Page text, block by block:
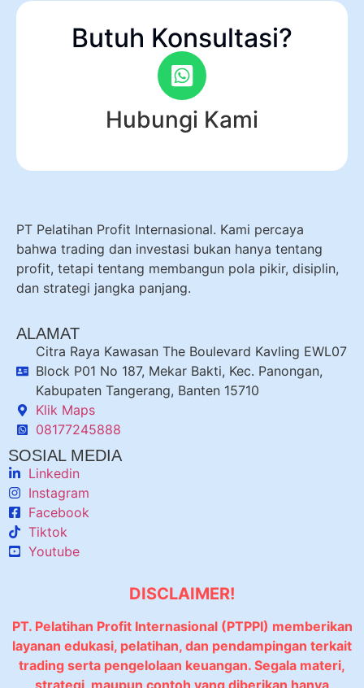
Butuh Konsultasi?
Hubungi Kami
PT Pelatihan Profit Internasional. Kami percaya
bahwa trading dan investasi bukan hanya tentang
profit, tetapi tentang membangun pola pikir, disiplin,
dan strategi jangka panjang.
ALAMAT
Citra Raya Kawasan The Boulevard Kavling EWL07
Block P01 No 187, Mekar Bakti, Kec. Panongan,
Kabupaten Tangerang, Banten 15710
Klik Maps
08177245888
SOSIAL MEDIA
Linkedin
Instagram
Facebook
Tiktok
Youtube
DISCLAIMER!
PT. Pelatihan Profit Internasional (PTPPI) memberikan
layanan edukasi, pelatihan, dan pendampingan terkait
trading serta pengelolaan keuangan. Segala materi,